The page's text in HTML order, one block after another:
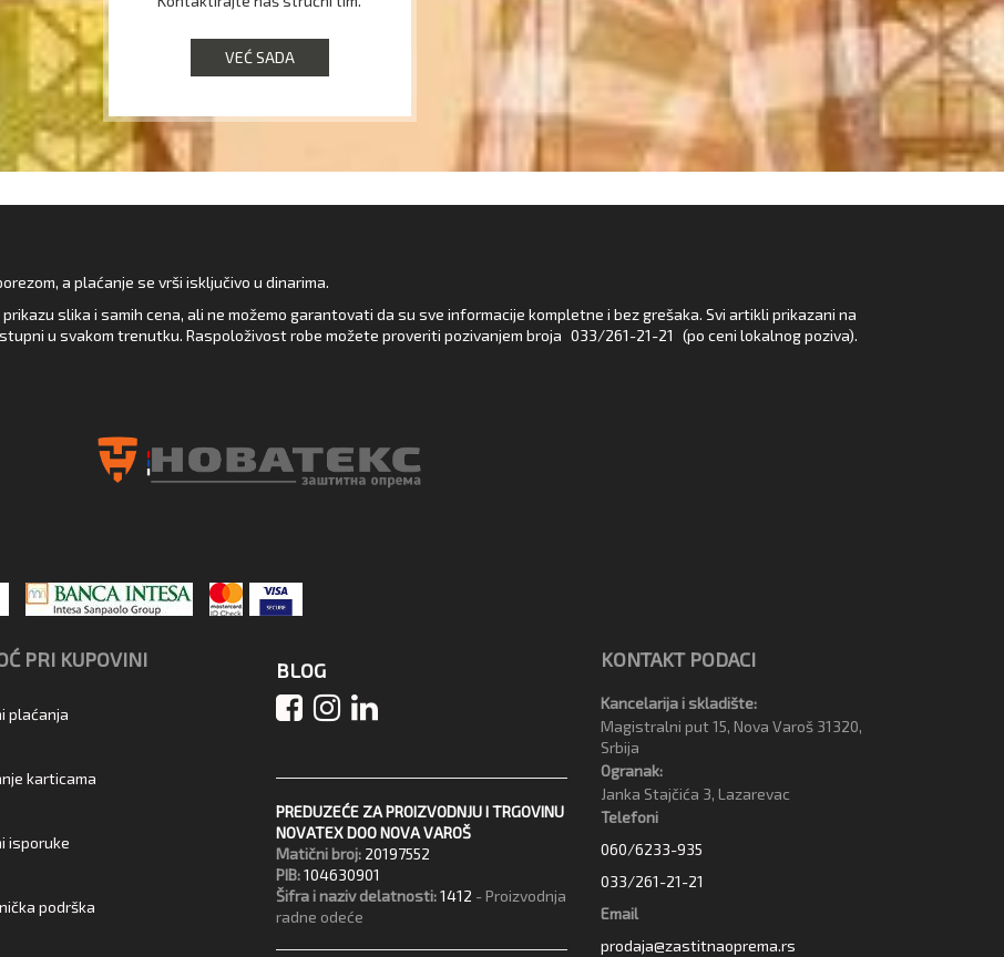
VEĆ SADA
a plaćanje se vrši isključivo u dinarima.
slika i samih cena, ali ne možemo garantovati da su sve informacije kompletne i bez grešaka. Svi artikli prikazani na
u svakom trenutku. Raspoloživost robe možete proveriti pozivanjem broja 033/261-21-21 (po ceni lokalnog poziva).
PRI KUPOVINI
plaćanja
karticama
isporuke
podrška
BLOG
PREDUZEĆE ZA PROIZVODNJU I TRGOVINU
NOVATEX DOO NOVA VAROŠ
Matični broj: 20197552
PIB:104630901
Šifra i naziv delatnosti:1412 - Proizvodnja
radne odeće
KONTAKT PODACI
Kancelarija i skladište:
Magistralni put 15, Nova Varoš 31320,
Srbija
Ogranak:
Janka Stajčića 3, Lazarevac
Telefoni
060/6233-935
033/261-21-21
Email
prodaja@zastitnaoprema.rs